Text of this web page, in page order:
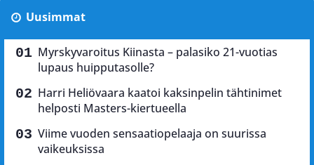
Uusimmat
Myrskyvaroitus Kiinasta – palasiko 21-vuotias
lupaus huipputasolle?
Harri Heliövaara kaatoi kaksinpelin tähtinimet
helposti Masters-kiertueella
Viime vuoden sensaatiopelaaja on suurissa
vaikeuksissa